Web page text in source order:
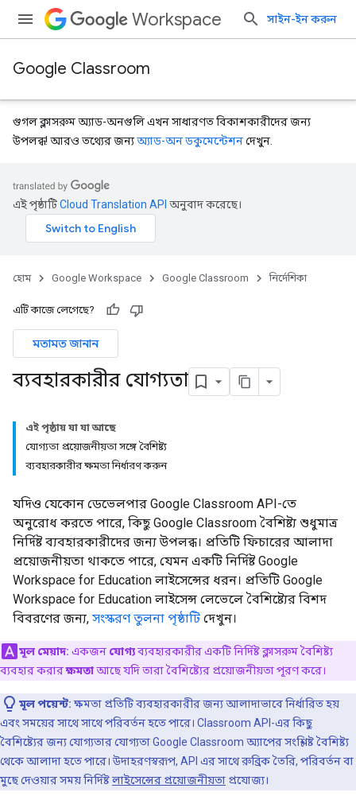
Workspace সাইন-ইন করুন
Google Classroom
গুগল ক্লাসরুম অ্যাড-অনগুলি এখন সাধারণত বিকাশকারীদের জন্য
উপলব্ধ! আরও তথ্যের জন্যঅ্যাড-অন ডকুমেন্টেশনদেখুন.
এই পৃষ্ঠাটিCloud Translation API অনুবাদ করেছে।
হোম Google Workspace Google Classroom নির্দেশিকা
এটি কাজে লেগেছে?
মতামত জানান
ব্যবহারকারীর যোগ্যতা
এই পৃষ্ঠায় যা যা আছে
যোগ্যতা প্রয়োজনীয়তা সঙ্গে বৈশিষ্ট্য
ব্যবহারকারীর ক্ষমতা নির্ধারণ করুন
যদিও যেকোন ডেভেলপার Google Classroom API-তে
অনুরোধ করতে পারে, কিছু Google Classroom বৈশিষ্ট্য শুধুমাত্র
নির্দিষ্ট ব্যবহারকারীদের জন্য উপলব্ধ। প্রতিটি ফিচারের আলাদা
প্রয়োজনীয়তা থাকতে পারে, যেমন একটি নির্দিষ্ট Google
Workspace for Education লাইসেন্সের ধরন। প্রতিটি Google
Workspace for Education লাইসেন্স লেভেলে বৈশিষ্ট্যের বিশদ
বিবরণের জন্য, সংস্করণ তুলনা পৃষ্ঠাটি দেখুন।
মূল মেয়াদ: একজন যোগ্যব্যবহারকারীর একটি নির্দিষ্ট ক্লাসরুম বৈশিষ্ট্য
ব্যবহার করারক্ষমতাআছে যদি তারা বৈশিষ্ট্যের প্রয়োজনীয়তা পূরণ করে।
মূল পয়েন্ট: ক্ষমতা প্রতিটি ব্যবহারকারীর জন্য আলাদাভাবে নির্ধারিত হয়
এবং সময়ের সাথে সাথে পরিবর্তন হতে পারে। Classroom API-এর কিছু
বৈশিষ্ট্যের জন্য যোগ্যতার যোগ্যতা Google Classroom অ্যাপের সংশ্লিষ্ট বৈশিষ্ট্য
থেকে আলাদা হতে পারে। উদাহরণস্বরূপ, API এর সাথে রুব্রিক তৈরি, পরিবর্তন বা
মুছে দেওয়ার সময় নির্দিষ্টলাইসেন্সের প্রয়োজনীয়তা প্রযোজ্য।